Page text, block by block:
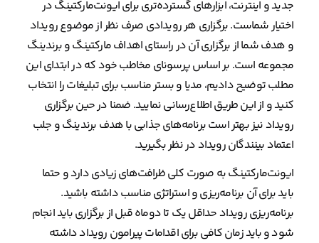
جدید و اینترنت، ابزارهای گسترده‌تری برای ایونت‌مارکتینگ در
اختیار شماست. برگزاری هر رویدادی صرف نظر از موضوع رویداد
و هدف شما از برگزاری آن در راستای اهداف مارکتینگ و برندینگ
مجموعه است. بر اساس پرسونای مخاطب خود که در ابتدای این
مطلب توضیح دادیم، مدیا و بستر مناسب برای تبلیغات را انتخاب
کنید و از این طریق اطلاع‌رسانی نمایید. ضمنا در حین برگزاری
رویداد نیز بهتر است برنامه‌های جذابی با هدف برندینگ و جلب
اعتماد بینندگان رویداد در نظر بگیرید.
ایونت‌مارکتینگ به صورت کلی ظرافت‌های زیادی دارد و حتما
باید برای آن برنامه‌ریزی و استراتژی مناسب داشته باشید.
برنامه‌ریزی رویداد حداقل یک تا دوماه قبل از برگزاری باید انجام
شود و باید زمان کافی برای اقدامات پیرامون رویداد داشته